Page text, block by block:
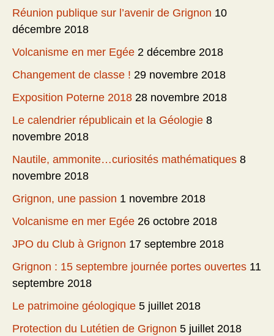
Réunion publique sur l’avenir de Grignon 10
décembre 2018
Volcanisme en mer Egée 2 décembre 2018
Changement de classe ! 29 novembre 2018
Exposition Poterne 2018 28 novembre 2018
Le calendrier républicain et la Géologie 8
novembre 2018
Nautile, ammonite…curiosités mathématiques 8
novembre 2018
Grignon, une passion 1 novembre 2018
Volcanisme en mer Egée 26 octobre 2018
JPO du Club à Grignon 17 septembre 2018
Grignon : 15 septembre journée portes ouvertes 11
septembre 2018
Le patrimoine géologique 5 juillet 2018
Protection du Lutétien de Grignon 5 juillet 2018